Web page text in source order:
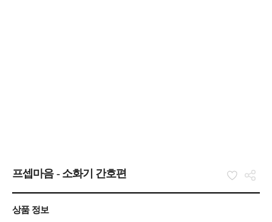
프셉마음 - 소화기 간호편
상품 정보